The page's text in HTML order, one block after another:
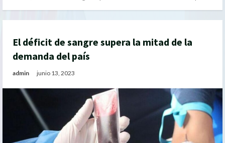
El déficit de sangre supera la mitad de la
demanda del país
admin junio 13, 2023